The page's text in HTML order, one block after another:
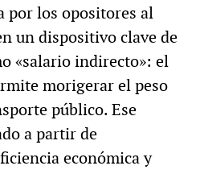
por los opositores al
un dispositivo clave de
«salario indirecto»: el
morigerar el peso
público. Ese
a partir de
económica y